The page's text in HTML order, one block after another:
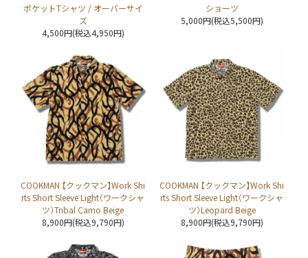
ポケットTシャツ / オーバーサイ
ズ
4,500円(税込4,950円)
ショーツ
5,000円(税込5,500円)
COOKMAN 【クックマン】Work Shi
rts Short Sleeve Light（ワークシャ
ツ）Tribal Camo Beige
8,900円(税込9,790円)
COOKMAN 【クックマン】Work Shi
rts Short Sleeve Light（ワークシャ
ツ）Leopard Beige
8,900円(税込9,790円)